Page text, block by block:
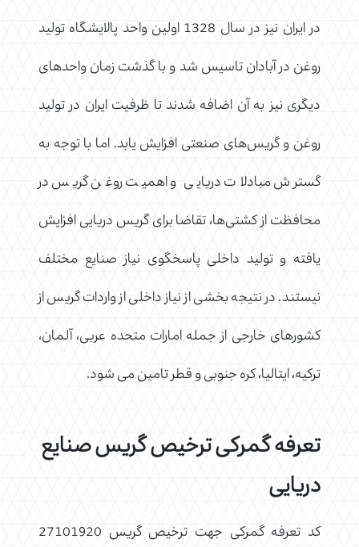
در ایران نیز در سال 1328 اولین واحد پالایشگاه تولید
روغن در آبادان تاسیس شد و با گذشت زمان واحدهای
دیگری نیز به آن اضافه شدند تا ظرفیت ایران در تولید
روغن و گریس‌های صنعتی افزایش یابد. اما با توجه به
گسترش مبادلات دریایی و اهمیت روغن گریس در
محافظت از کشتی‌ها، تقاضا برای گریس دریایی افزایش
یافته و تولید داخلی پاسخگوی نیاز صنایع مختلف
نیستند. در نتیجه بخشی از نیاز داخلی از واردات گریس از
کشورهای خارجی از جمله امارات متحده عربی، آلمان،
ترکیه، ایتالیا، کره جنوبی و قطر تامین می شود.
تعرفه گمرکی ترخیص گریس صنایع
دریایی
کد تعرفه گمرکی جهت ترخیص گریس 27101920